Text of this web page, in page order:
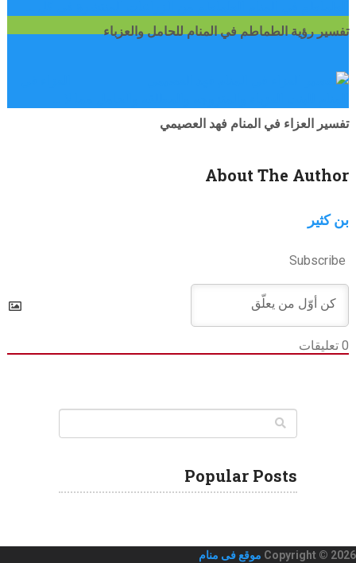
تفسير رؤية الطماطم في المنام للحامل والعزباء
تفسير العزاء في المنام فهد العصيمي
About The Author
بن كثير
Subscribe
0تعليقات
Popular Posts
Copyright © 2026 موقع فى منام